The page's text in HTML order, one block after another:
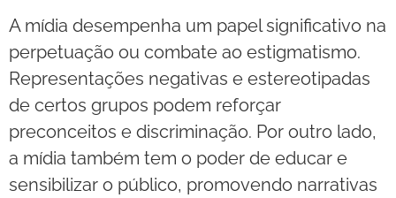
A mídia desempenha um papel significativo na
perpetuação ou combate ao estigmatismo.
Representações negativas e estereotipadas
de certos grupos podem reforçar
preconceitos e discriminação. Por outro lado,
a mídia também tem o poder de educar e
sensibilizar o público, promovendo narrativas